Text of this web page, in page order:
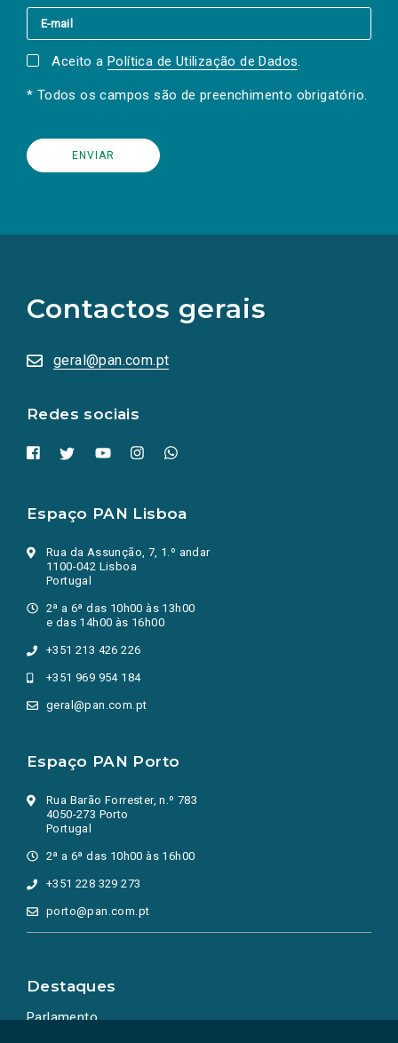
Aceito a Política de Utilização de Dados.
* Todos os campos são de preenchimento obrigatório.
Contactos gerais
geral@pan.com.pt
Redes sociais
redes
sociais
numa
nova
Espaço PAN Lisboa
Rua da Assunção, 7, 1.º andar
1100-042 Lisboa
Portugal
2ª a 6ª das 10h00 às 13h00
e das 14h00 às 16h00
+351 213 426 226
+351 969 954 184
geral@pan.com.pt
Espaço PAN Porto
Rua Barão Forrester, n.º 783
4050-273 Porto
Portugal
2ª a 6ª das 10h00 às 16h00
+351 228 329 273
porto@pan.com.pt
Destaques
Parlamento